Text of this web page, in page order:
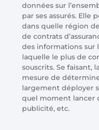
données sur
par ses assurés. Elle
dans quelle région
de contrats
des informations sur
laquelle le plus de
souscrits. Se faisant,
mesure de
largement déployer
quel moment lancer
publicité, etc.